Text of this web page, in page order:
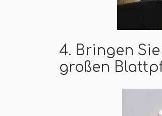
4. Bringen
großen